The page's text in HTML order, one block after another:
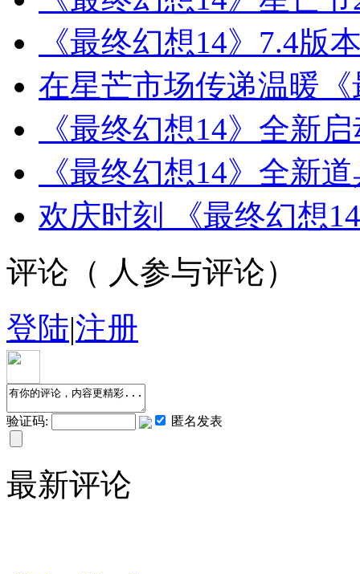
《最终幻想14》7.4版
在星芒市场传递温暖
《最终幻想14》全新
《最终幻想14》全新
欢庆时刻 《最终幻想
评论（ 人参与评论）
登陆|注册
验证码: 匿名发表
最新评论